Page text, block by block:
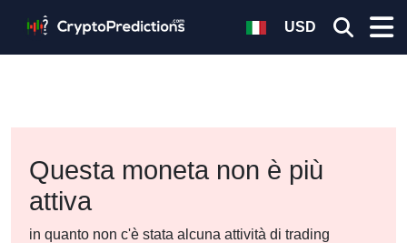
USD
Questa moneta non è più
attiva
in quanto non c'è stata alcuna attività di trading